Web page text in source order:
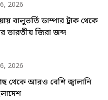
2026
বালুভর্তি ডাম্পার ট্রাক থেকে
ভারতীয় জিরা জব্দ
2026
থেকে আরও বেশি জ্বালানি